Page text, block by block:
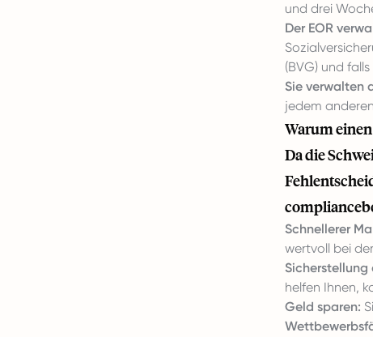
und drei
Der EOR
(BVG) und
Sie verwalten
jedem
Warum
Da die
Schnellerer
wertvoll bei
helfen Ihnen,
Geld sparen: